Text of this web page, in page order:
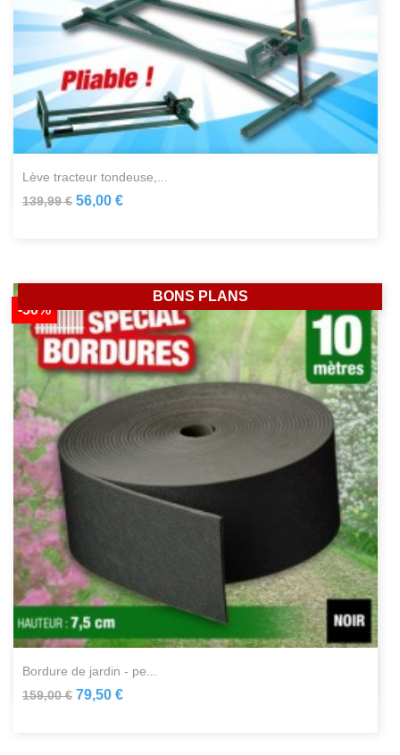
lève tracteur tondeuse,...
139,99 € 56,00 €
bordure de jardin - pe...
159,00 €
-50%
79,50 €
BONS PLANS